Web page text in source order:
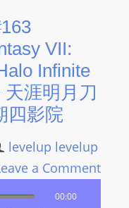
VII:
Infinite
涯明月刀
四影院
levelup levelup
a Comment
00:00